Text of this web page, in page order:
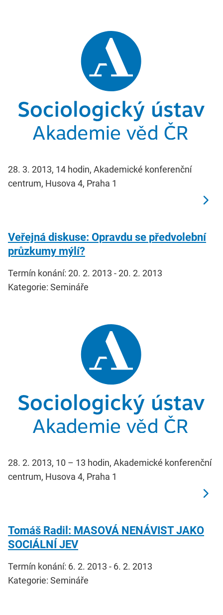
28. 3. 2013, 14 hodin, Akademické konferenční
centrum, Husova 4, Praha 1
Veřejná diskuse: Opravdu se předvolební
průzkumy mýlí?
Termín konání: 20. 2. 2013 - 20. 2. 2013
Kategorie: Semináře
28. 2. 2013, 10 – 13 hodin, Akademické konferenční
centrum, Husova 4, Praha 1
Tomáš Radil: MASOVÁ NENÁVIST JAKO
SOCIÁLNÍ JEV
Termín konání: 6. 2. 2013 - 6. 2. 2013
Kategorie: Semináře